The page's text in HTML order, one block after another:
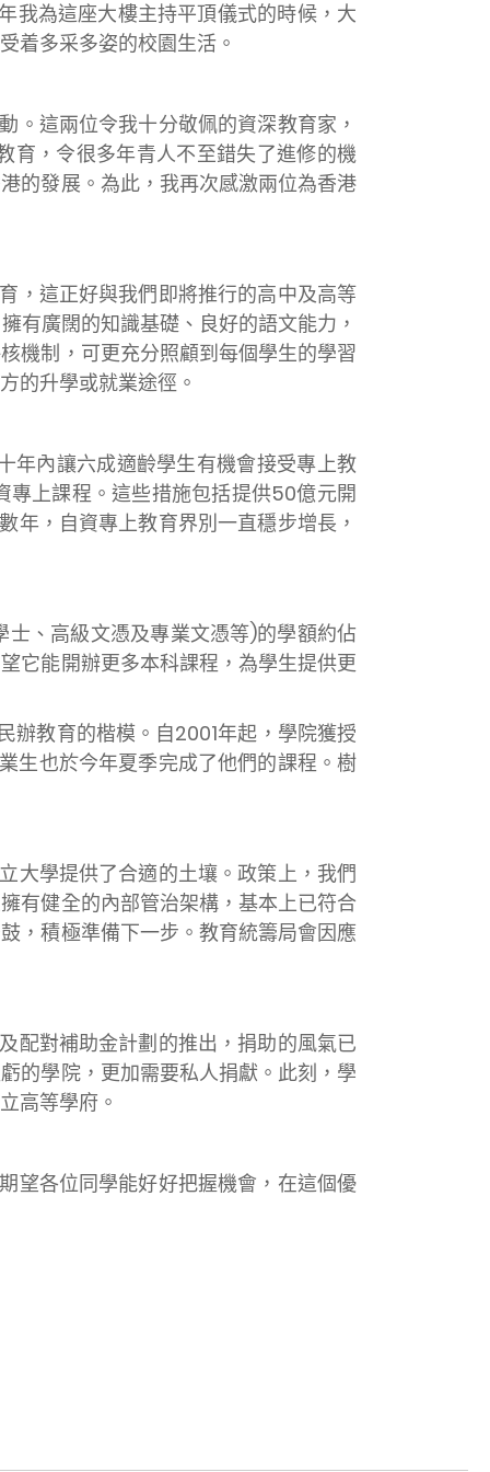
為這座大樓主持平頂儀式的時候，大
着多采多姿的校園生活。
。這兩位令我十分敬佩的資深教育家，
育，令很多年青人不至錯失了進修的機
的發展。為此，我再次感激兩位為香港
，這正好與我們即將推行的高中及高等
有廣闊的知識基礎、良好的語文能力，
機制，可更充分照顧到每個學生的學習
的升學或就業途徑。
年內讓六成適齡學生有機會接受專上教
專上課程。這些措施包括提供50億元開
年，自資專上教育界別一直穩步增長，
、高級文憑及專業文憑等)的學額約佔
它能開辦更多本科課程，為學生提供更
辦教育的楷模。自2001年起，學院獲授
生也於今年夏季完成了他們的課程。樹
大學提供了合適的土壤。政策上，我們
有健全的內部管治架構，基本上已符合
，積極準備下一步。教育統籌局會因應
配對補助金計劃的推出，捐助的風氣已
的學院，更加需要私人捐獻。此刻，學
高等學府。
望各位同學能好好把握機會，在這個優